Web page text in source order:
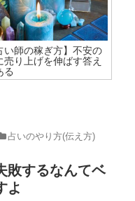
い師の稼ぎ方】不安の
売り上げを伸ばす答え
る
占いのやり方(伝え方)
敗するなんてベ
よ